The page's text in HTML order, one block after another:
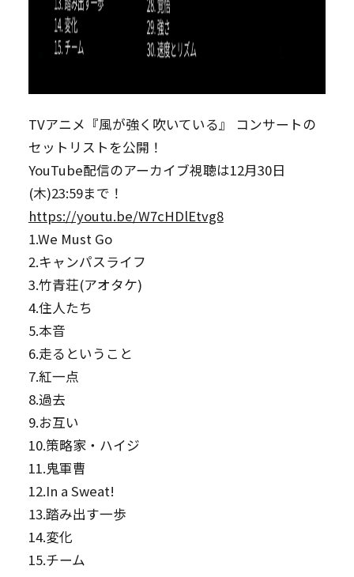
TVアニメ『風が強く吹いている』 コンサートの
セットリストを公開！
YouTube配信のアーカイブ視聴は12月30日
(木)23:59まで！
https://youtu.be/W7cHDlEtvg8
1.We Must Go
2.キャンパスライフ
3.竹青荘(アオタケ)
4.住人たち
5.本音
6.走るということ
7.紅一点
8.過去
9.お互い
10.策略家・ハイジ
11.鬼軍曹
12.In a Sweat!
13.踏み出す一歩
14.変化
15.チーム